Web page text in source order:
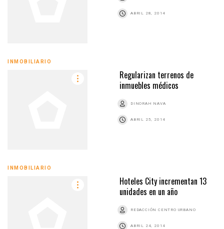
ABRIL 28, 2014
INMOBILIARIO
Regularizan terrenos de
inmuebles médicos
DINORAH NAVA
ABRIL 25, 2014
INMOBILIARIO
Hoteles City incrementan 13
unidades en un año
REDACCIÓN CENTRO URBANO
ABRIL 24, 2014